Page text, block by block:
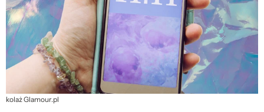
kolaż Glamour.pl